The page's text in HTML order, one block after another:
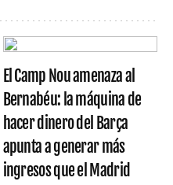
El Camp Nou amenaza al
Bernabéu: la máquina de
hacer dinero del Barça
apunta a generar más
ingresos que el Madrid